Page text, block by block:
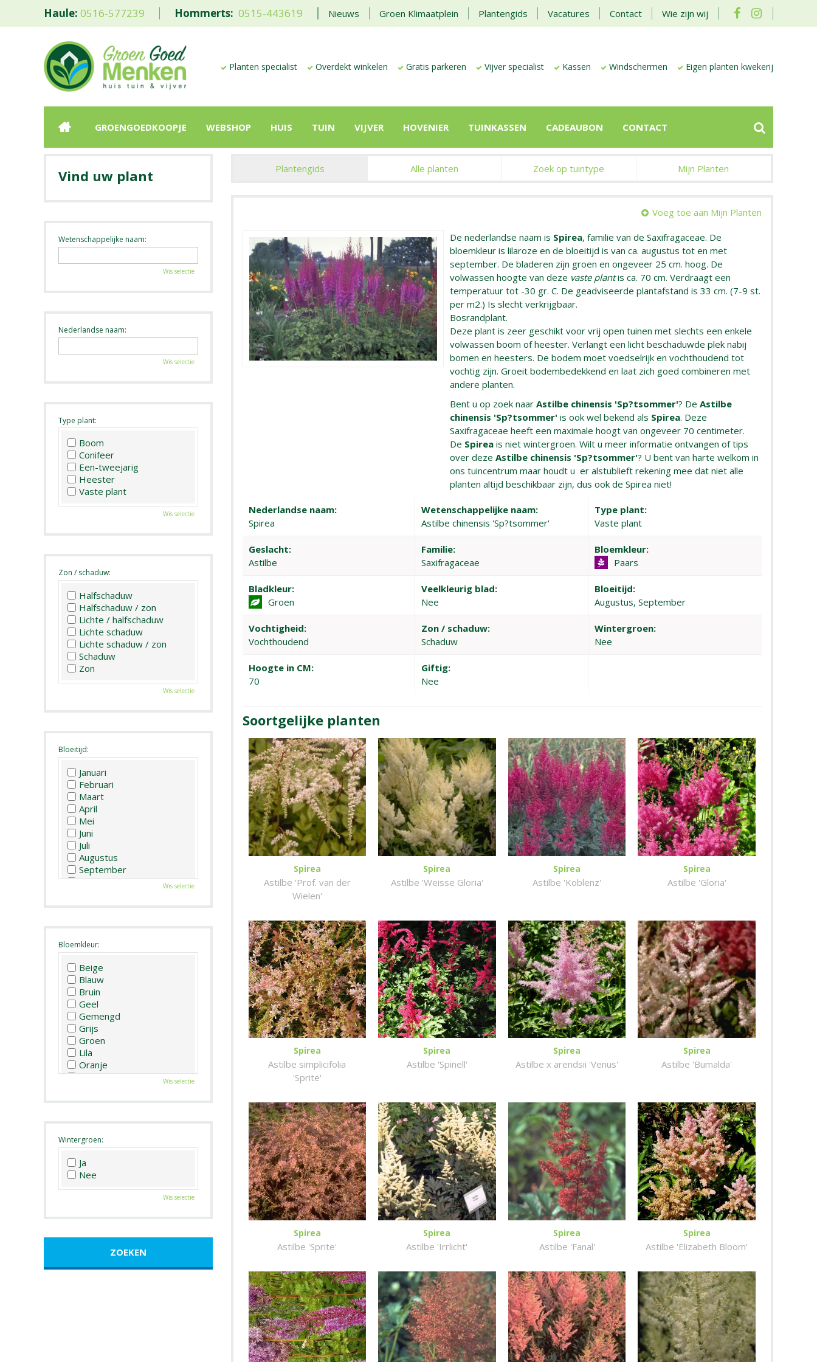
Haule: 0516-577239 Hommerts: 0515-443619 Nieuws Groen Klimaatplein Plantengids Vacatures Contact Wie zijn wij
Planten specialist Overdekt winkelen Gratis parkeren Vijver specialist Kassen Windschermen Eigen planten kwekerij
GROENGOEDKOOPJE WEBSHOP HUIS TUIN VIJVER HOVENIER TUINKASSEN CADEAUBON CONTACT
Plantengids Alle planten Zoek op tuintype Mijn Planten
Voeg toe aan Mijn Planten
De nederlandse naam is Spirea, familie van de Saxifragaceae. De
bloemkleur is lilaroze en de bloeitijd is van ca. augustus tot en met
september. De bladeren zijn groen en ongeveer 25 cm. hoog. De
volwassen hoogte van deze vaste plantis ca. 70 cm. Verdraagt een
temperatuur tot -30 gr. C. De geadviseerde plantafstand is 33 cm. (7-9 st.
per m2.) Is slecht verkrijgbaar.
Bosrandplant.
Deze plant is zeer geschikt voor vrij open tuinen met slechts een enkele
volwassen boom of heester. Verlangt een licht beschaduwde plek nabij
bomen en heesters. De bodem moet voedselrijk en vochthoudend tot
vochtig zijn. Groeit bodembedekkend en laat zich goed combineren met
andere planten.
Bent u op zoek naarAstilbe chinensis 'Sp?tsommer'? DeAstilbe
chinensis 'Sp?tsommer' is ook wel bekend als Spirea. Deze
Saxifragaceae heeft een maximale hoogt van ongeveer 70 centimeter.
De Spireais niet wintergroen. Wilt u meer informatie ontvangen of tips
over dezeAstilbe chinensis 'Sp?tsommer'? U bent van harte welkom in
ons tuincentrum maar houdt u er alstublieft rekening mee dat niet alle
planten altijd beschikbaar zijn, dus ook de Spirea niet!
Nederlandse naam:
Spirea
Wetenschappelijke naam:
Astilbe chinensis 'Sp?tsommer'
Type plant:
Vaste plant
Geslacht:
Astilbe
Familie:
Saxifragaceae
Bloemkleur:
Paars
Bladkleur:
Groen
Veelkleurig blad:
Nee
Bloeitijd:
Augustus, September
Vochtigheid:
Vochthoudend
Zon / schaduw:
Schaduw
Wintergroen:
Nee
Hoogte in CM:
70
Giftig:
Nee
Soortgelijke planten
Spirea
Astilbe 'Prof. van der
Wielen'
Spirea
Astilbe 'Weisse Gloria'
Spirea
Astilbe 'Koblenz'
Spirea
Astilbe 'Gloria'
Spirea
Astilbe simplicifolia
'Sprite'
Spirea
Astilbe 'Spinell'
Spirea
Astilbe x arendsii 'Venus'
Spirea
Astilbe 'Bumalda'
Spirea
Astilbe 'Sprite'
Spirea
Astilbe 'Irrlicht'
Spirea
Astilbe 'Fanal'
Spirea
Astilbe 'Elizabeth Bloom'
Vind uw plant
Wetenschappelijke naam:
Wis selectie
Nederlandse naam:
Wis selectie
Type plant:
Boom
Conifeer
Een-tweejarig
Heester
Vaste plant
Wis selectie
Zon / schaduw:
Halfschaduw
Halfschaduw / zon
Lichte / halfschaduw
Lichte schaduw
Lichte schaduw / zon
Schaduw
Zon
Wis selectie
Bloeitijd:
Januari
Februari
Maart
April
Mei
Juni
Juli
Augustus
September
Oktober
Wis selectie
Bloemkleur:
Beige
Blauw
Bruin
Geel
Gemengd
Grijs
Groen
Lila
Oranje
Paars
Wis selectie
Wintergroen:
Ja
Nee
Wis selectie